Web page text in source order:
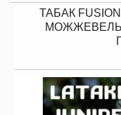
ТАБАК